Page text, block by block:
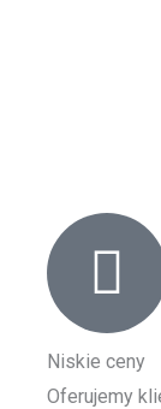
Niskie ceny
Oferujemy